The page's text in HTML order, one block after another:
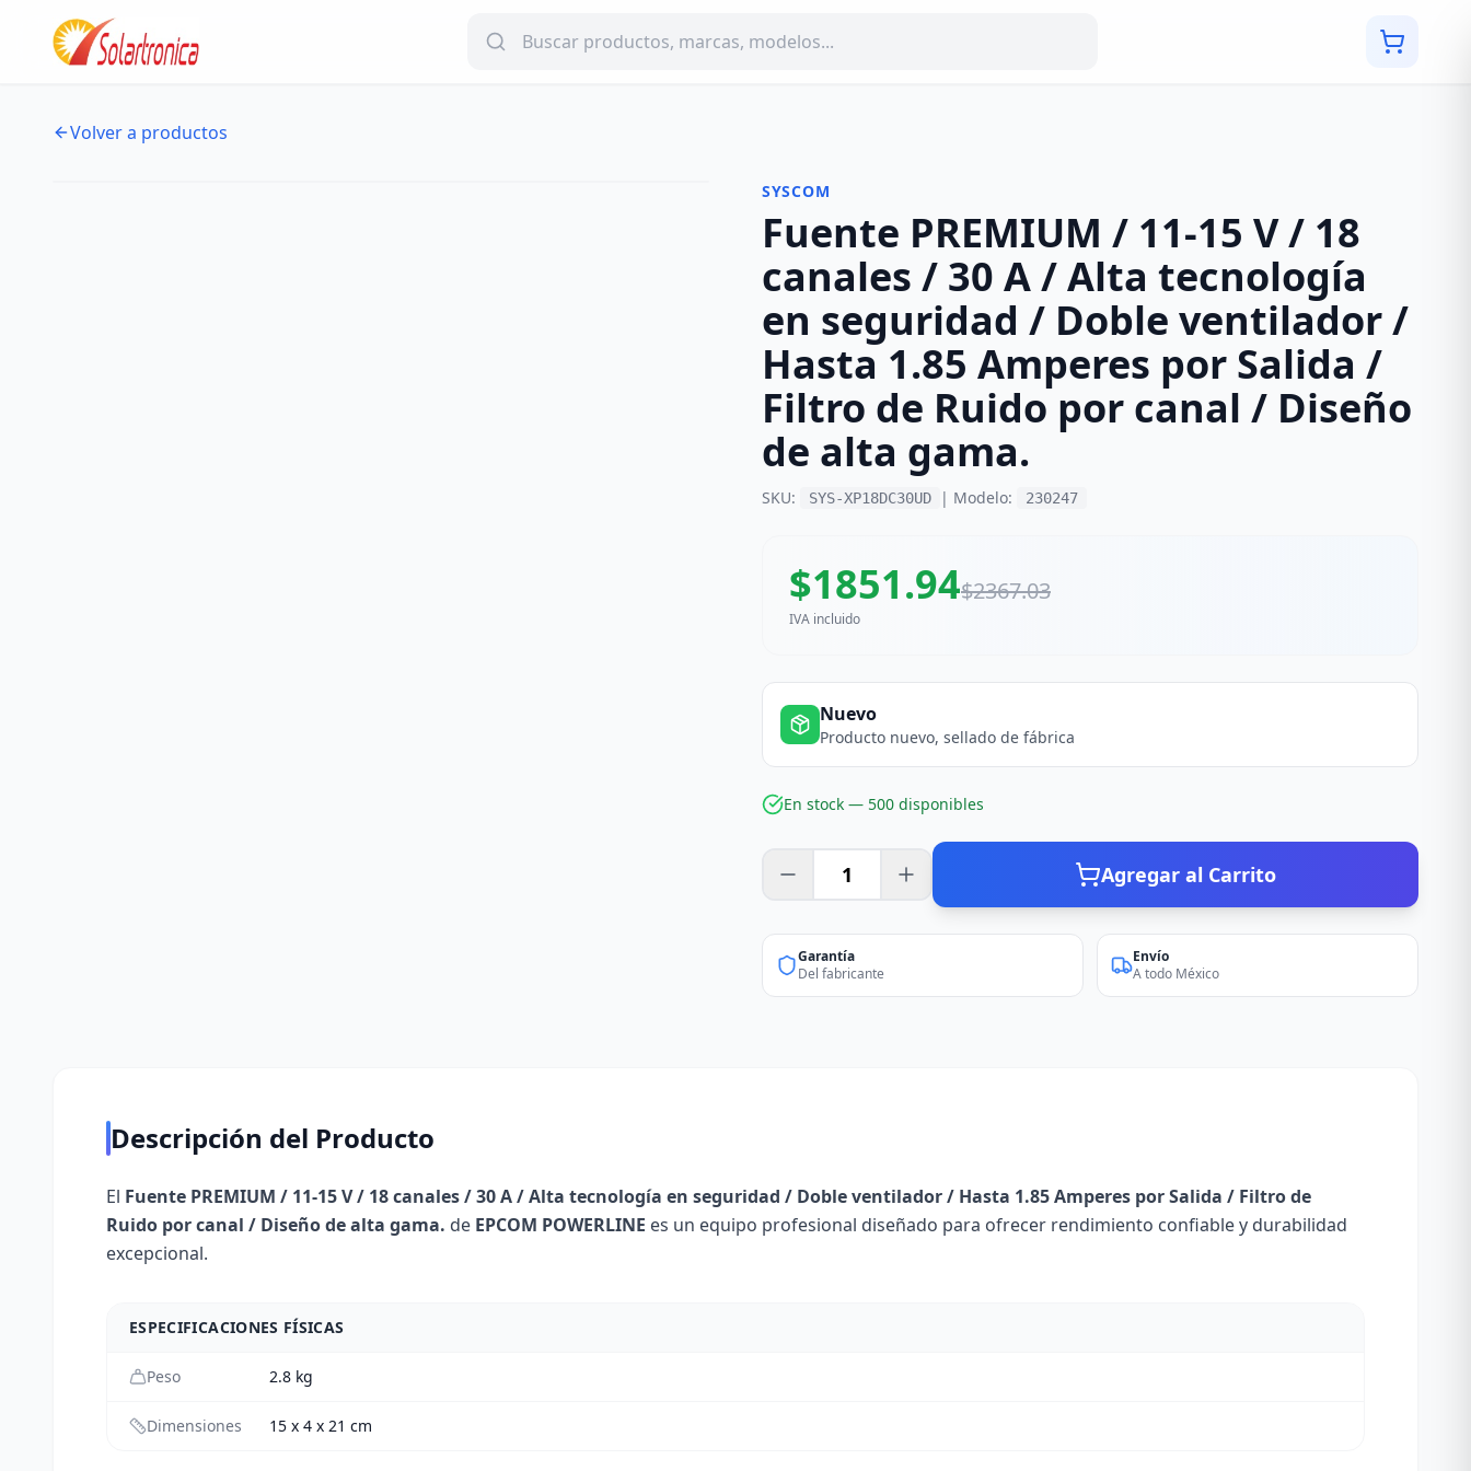
Volver a productos
SYSCOM
Fuente PREMIUM / 11-15 V / 18
canales / 30 A / Alta tecnología
en seguridad / Doble ventilador /
Hasta 1.85 Amperes por Salida /
Filtro de Ruido por canal / Diseño
de alta gama.
SKU: SYS-XP18DC30UD | Modelo: 230247
$1851.94$2367.03
IVA incluido
Nuevo
Producto nuevo, sellado de fábrica
En stock — 500 disponibles
Agregar al Carrito
Garantía
Del fabricante
Envío
A todo México
Descripción del Producto
El Fuente PREMIUM / 11-15 V / 18 canales / 30 A / Alta tecnología en seguridad / Doble ventilador / Hasta 1.85 Amperes por Salida / Filtro de
Ruido por canal / Diseño de alta gama. de EPCOM POWERLINE es un equipo profesional diseñado para ofrecer rendimiento confiable y durabilidad
excepcional.
ESPECIFICACIONES FÍSICAS
Peso 2.8 kg
Dimensiones 15 x 4 x 21 cm